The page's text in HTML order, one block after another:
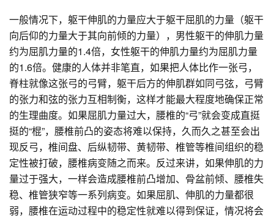
一般情况下，躯干伸肌的力量应大于躯干屈肌的力量（躯干
向后仰的力量大于其向前倾的力量），男性躯干的伸肌力量
约为屈肌力量的1.4倍，女性躯干的伸肌力量约为屈肌力量
的1.6倍。健康的人体并非笔直，如果把人体比作一张弓，
脊柱就像这张弓的弓臂，躯干后方的伸肌群如同弓弦，弓臂
的张力和弦的张力互相制衡，这样才能最大程度地确保正常
的生理曲度。如果屈肌力量过大，腰椎的“弓”就会变成直挺
挺的“棍”，腰椎前凸的姿态将难以保持，久而久之甚至会出
现反弓，椎间盘、后纵韧带、黄韧带、椎管等椎间组织的稳
定性被打破，腰椎病变随之而来。反过来讲，如果伸肌的力
量过于强大，一样会造成腰椎前凸增加、骨盆前倾、腰椎失
稳、椎管狭窄等一系列病变。如果屈肌、伸肌的力量都很
弱，腰椎在运动过程中的稳定性就难以得到保证，情况将会